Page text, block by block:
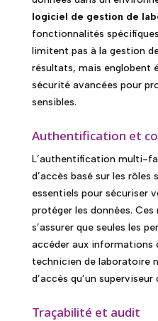
logiciel de gestion de
fonctionnalités
limitent pas à la gestion
résultats, mais englobent
sécurité avancées pour
sensibles.
Authentification et
L’authentification multi-
d’accès basé sur les rôles
essentiels pour sécuriser
protéger les données.
s’assurer que seules les
accéder aux informations
technicien de laboratoire
d’accès qu’un
Traçabilité et audit